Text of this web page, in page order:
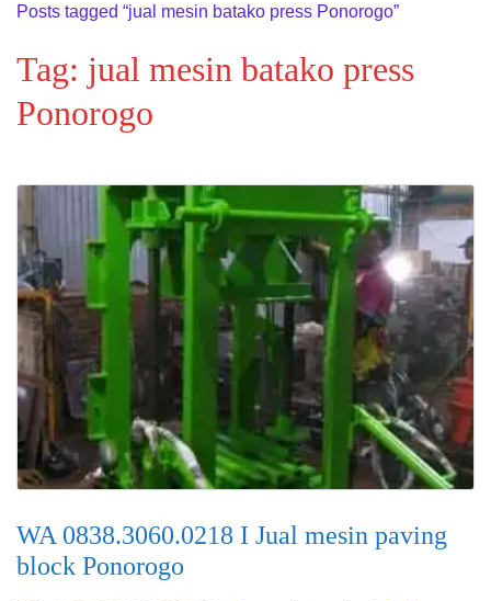
Posts tagged “jual mesin batako press Ponorogo”
Tag: jual mesin batako press
Ponorogo
WA 0838.3060.0218 I Jual mesin paving
block Ponorogo